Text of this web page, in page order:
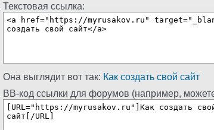
Текстовая ссылка:
Она выглядит вот так: Как создать свой сайт
BB-код ссылки для форумов (например,